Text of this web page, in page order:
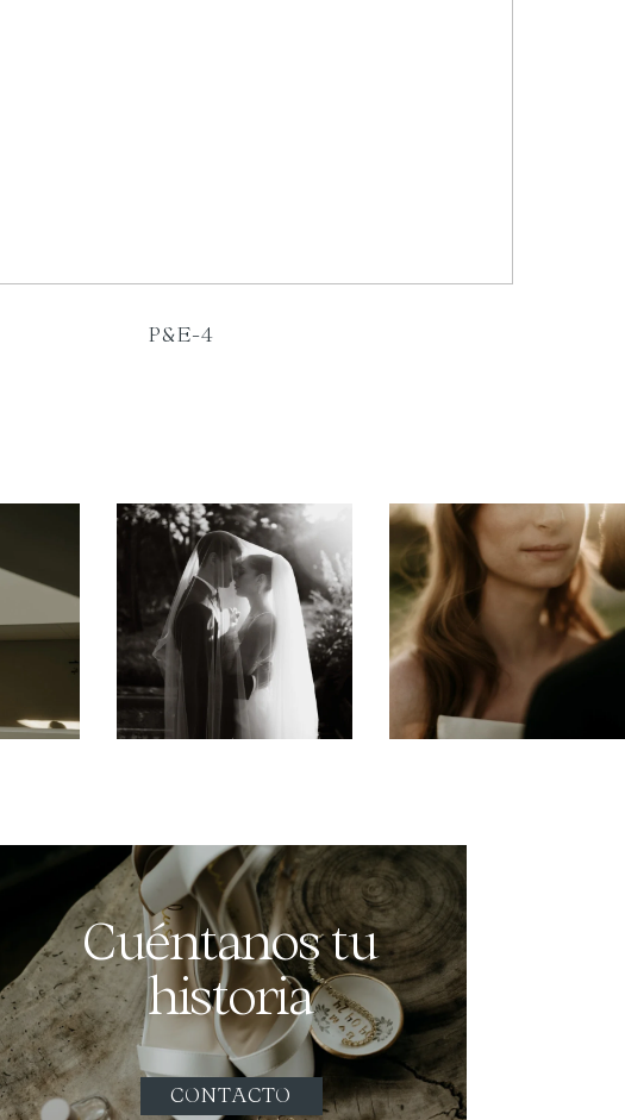
P&E-4
Cuéntanos tu
historia
CONTACTO